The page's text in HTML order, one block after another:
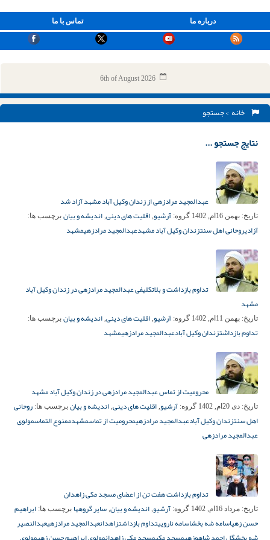
تماس با ما درباره ما
6th of August 2026
خانه > جستجو
نتایج جستجو ...
عبدالمجید مرادزهی از زندان وکیل آباد مشهد آزاد شد
تاریخ: بهمن 16ام, 1402 گروه: آرشیو, اقلیت های دینی, اندیشه و بیان برچسب ها:
آزادیروحانی اهل سنتزندان وکیل آباد مشهدعبدالمجید مرادزهیمشهد
تداوم بازداشت و بلاتکلیفی عبدالمجید مرادزهی در زندان وکیل آباد
مشهد
تاریخ: بهمن 11ام, 1402 گروه: آرشیو, اقلیت های دینی, اندیشه و بیان برچسب ها:
تداوم بازداشتزندان وکیل آبادعبدالمجید مرادزهیمشهد
محرومیت از تماس عبدالمجید مرادزهی در زندان وکیل آباد مشهد
تاریخ: دی 20ام, 1402 گروه: آرشیو, اقلیت های دینی, اندیشه و بیان برچسب ها: روحانی
اهل سنتزندان وکیل آبادعبدالمجید مرادزهیمحرومیت از تماسمشهدممنوع التماسمولوی
عبدالمجید مرادزهی
تداوم بازداشت هفت تن از اعضای مسجد مکی زاهدان
تاریخ: مرداد 16ام, 1402 گروه: آرشیو, اندیشه و بیان, سایر گروهها برچسب ها: ابراهیم
حسن زهیاسامه شه بخشاسامه ناروییتداوم بازداشتزاهدانعبدالمجید مرادزهیعبدالنصیر